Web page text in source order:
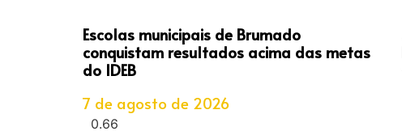
Escolas municipais de Brumado
conquistam resultados acima das metas
do IDEB
7 de agosto de 2026